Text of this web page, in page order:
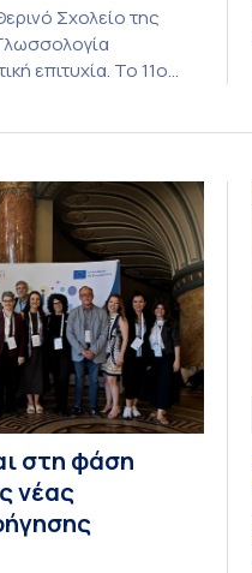
Σχολείο της
επιτυχία. Το 11ο
στο ιστορικό κτίριο
στη φάση
νέας